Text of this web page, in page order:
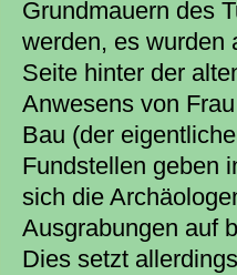
Grundmauern des
werden, es wurden
Seite hinter der
Anwesens von
Bau (der
Fundstellen geben
sich die
Ausgrabungen auf
Dies setzt